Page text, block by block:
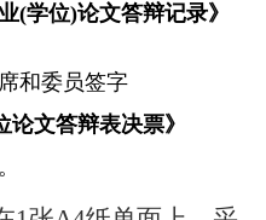
(学位)论文答辩记录》
和委员签字
论文答辩表决票》